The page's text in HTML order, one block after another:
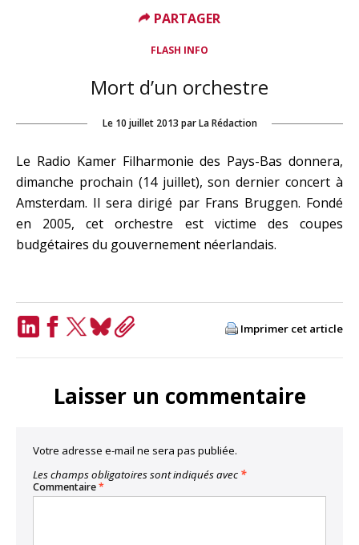
FLASH INFO
Mort d’un orchestre
Le 10 juillet 2013 par La Rédaction
Le Radio Kamer Filharmonie des Pays-Bas donnera,
dimanche prochain (14 juillet), son dernier concert à
Amsterdam. Il sera dirigé par Frans Bruggen. Fondé
en 2005, cet orchestre est victime des coupes
budgétaires du gouvernement néerlandais.
PARTAGER
Imprimer cet article
Laisser un commentaire
Votre adresse e-mail ne sera pas publiée.
Les champs obligatoires sont indiqués avec *
Commentaire*